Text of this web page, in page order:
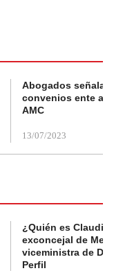
Abogados
convenios ente
AMC
13/07/2023
¿Quién es Claudia
exconcejal de
viceministra de
Perfil